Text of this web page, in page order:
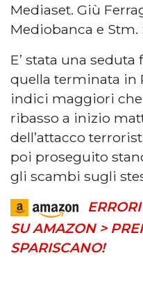
Mediaset. Giù
Mediobanca e Stm.
E’ stata una
quella terminata in
indici maggiori
ribasso a inizio
dell’attacco
poi proseguito
gli scambi sugli
SU AMAZON >
SPARISCANO!